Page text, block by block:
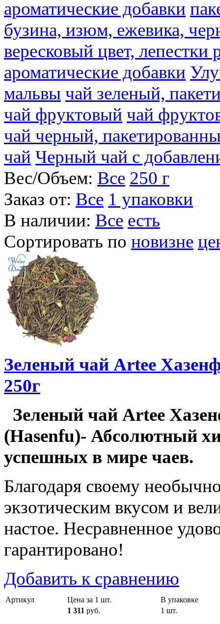
ароматические добавки
бузина, изюм, ежевика,
вересковый цвет, лепестки
ароматические добавки
мальвы чай зеленый,
чай фруктовый чай
чай черный,
чай Черный чай с
Вес/Объем: Все 250 г
Заказ от: Все 1 упаковки
В наличии: Все есть
Сортировать по новизне
Зеленый чай Artee
250г
Зеленый чай Artee
(Hasenfu)- Абсолютный
успешных в мире чаев.
Благодаря своему
экзотическим вкусом и
настое. Несравненное
гарантировано!
Добавить к сравнению
Артикул Цена за 1 шт.
В упаковке
1 311 руб. 1 шт.